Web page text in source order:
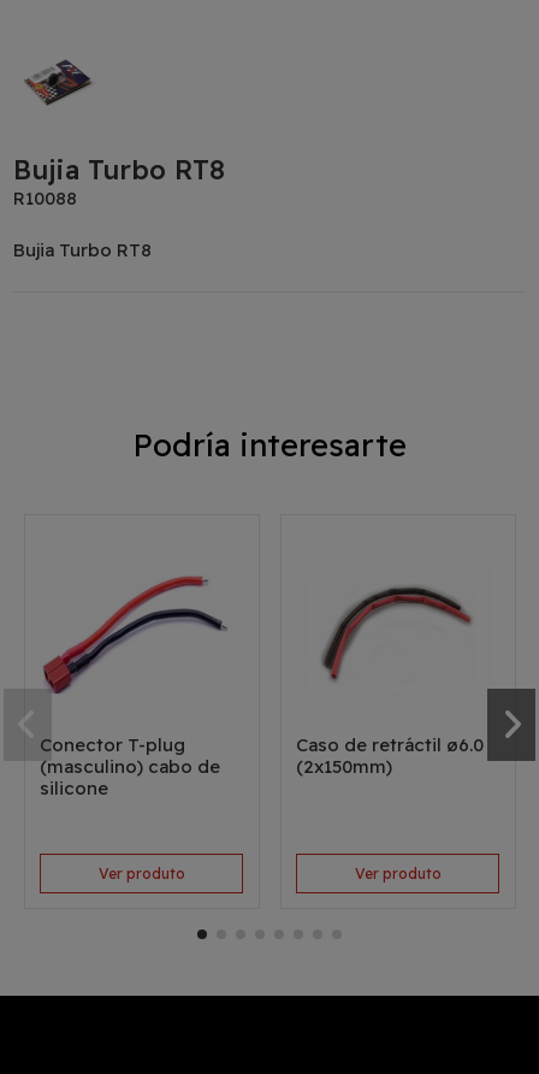
Bujia Turbo RT8
R10088
Bujia Turbo RT8
Podría interesarte
Conector T-plug
(masculino) cabo de
silicone
Ver produto
Caso de retráctil ø6.0
(2x150mm)
Ver produto